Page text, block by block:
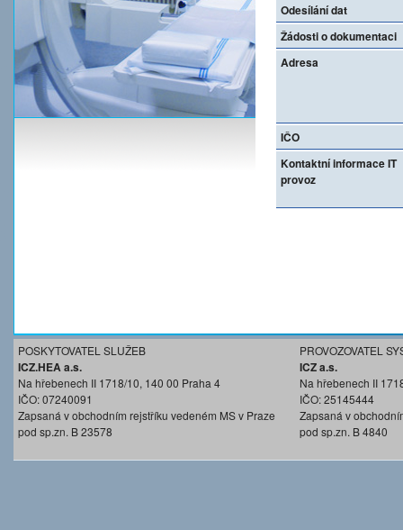
Odesílání dat
Žádosti o dokumentaci
Adresa
IČO
Kontaktní informace IT
provoz
POSKYTOVATEL SLUŽEB
ICZ.HEA a.s.
Na hřebenech II 1718/10, 140 00 Praha 4
IČO: 07240091
Zapsaná v obchodním rejstříku vedeném MS v Praze
pod sp.zn. B 23578
PROVOZOVATEL
ICZ a.s.
Na hřebenech II
IČO: 25145444
Zapsaná v
pod sp.zn. B 4840